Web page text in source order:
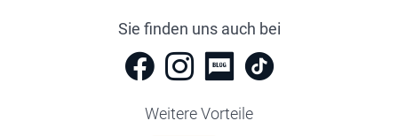
Sie finden uns auch bei
Weitere Vorteile